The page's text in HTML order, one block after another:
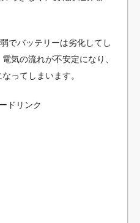
でバッテリーは劣化してし
気の流れが不安定になり、
ってしまいます。
ドリンク